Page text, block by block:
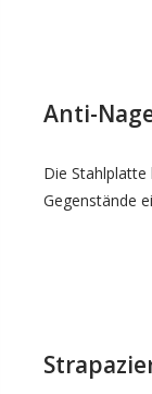
Anti-
Die Stahlplatte
Gegenstände